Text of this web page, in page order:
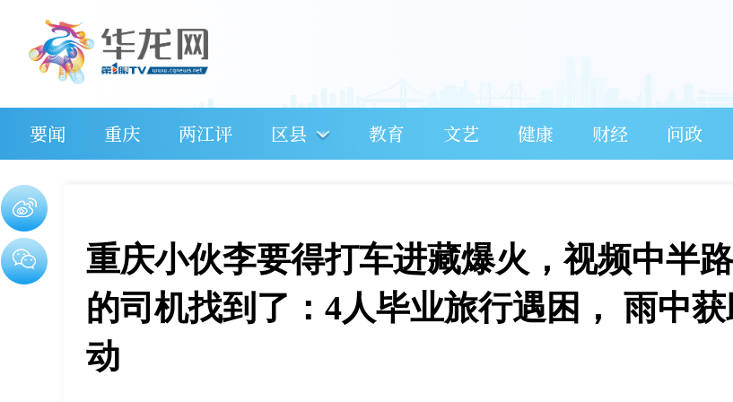
要闻 重庆 两江评 区县 教育 文艺 健康 财经 问政
重庆小伙李要得打车进藏爆火，视频中半
的司机找到了：4人毕业旅行遇困， 雨中
动